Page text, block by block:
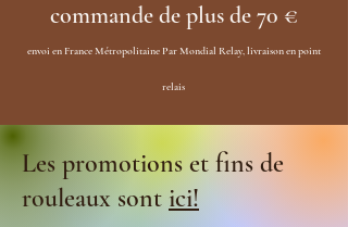
commande de plus de 70 €
envoi en France Métropolitaine Par Mondial Relay, livraison en point
relais
Les promotions et fins de
rouleaux sontici!